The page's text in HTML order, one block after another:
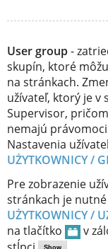
User group-
skupín, ktoré
na stránkach.
užívateľ, ktorý je
Supervisor,
nemajú
Nastavenia
UŻYTKOWNICY /
Pre zobrazenie
stránkach je
UŻYTKOWNICY /
na tlačítko
v